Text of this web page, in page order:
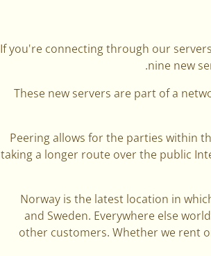
If you're connecting through our
nine new
These new servers are part of a
Peering allows for the parties within
taking a longer route over the public
Norway is the latest location in
and Sweden. Everywhere else
other customers. Whether we rent